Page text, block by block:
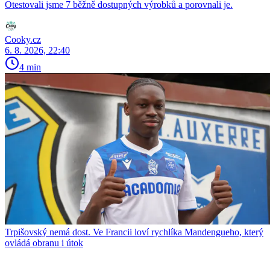
Otestovali jsme 7 běžně dostupných výrobků a porovnali je.
Cooky.cz
6. 8. 2026, 22:40
4 min
Trpišovský nemá dost. Ve Francii loví rychlíka Mandengueho, který
ovládá obranu i útok